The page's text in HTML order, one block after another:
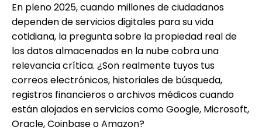
En pleno 2025, cuando millones de ciudadanos
dependen de servicios digitales para su vida
cotidiana, la pregunta sobre la propiedad real de
los datos almacenados en la nube cobra una
relevancia crítica. ¿Son realmente tuyos tus
correos electrónicos, historiales de búsqueda,
registros financieros o archivos médicos cuando
están alojados en servicios como Google, Microsoft,
Oracle, Coinbase o Amazon?